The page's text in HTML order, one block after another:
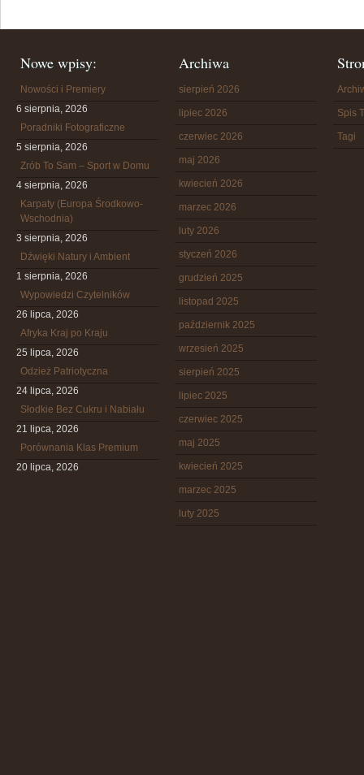
Nowe wpisy:
Nowości i Premiery
6 sierpnia, 2026
Poradniki Fotograficzne
5 sierpnia, 2026
Zrób To Sam – Sport w Domu
4 sierpnia, 2026
Karpaty (Europa Środkowo-
Wschodnia)
3 sierpnia, 2026
Dźwięki Natury i Ambient
1 sierpnia, 2026
Wypowiedzi Czytelników
26 lipca, 2026
Afryka Kraj po Kraju
25 lipca, 2026
Odzież Patriotyczna
24 lipca, 2026
Słodkie Bez Cukru i Nabiału
21 lipca, 2026
Porównania Klas Premium
20 lipca, 2026
Archiwa
sierpień 2026
lipiec 2026
czerwiec 2026
maj 2026
kwiecień 2026
marzec 2026
luty 2026
styczeń 2026
grudzień 2025
listopad 2025
październik 2025
wrzesień 2025
sierpień 2025
lipiec 2025
czerwiec 2025
maj 2025
kwiecień 2025
marzec 2025
luty 2025
Spis
Tagi